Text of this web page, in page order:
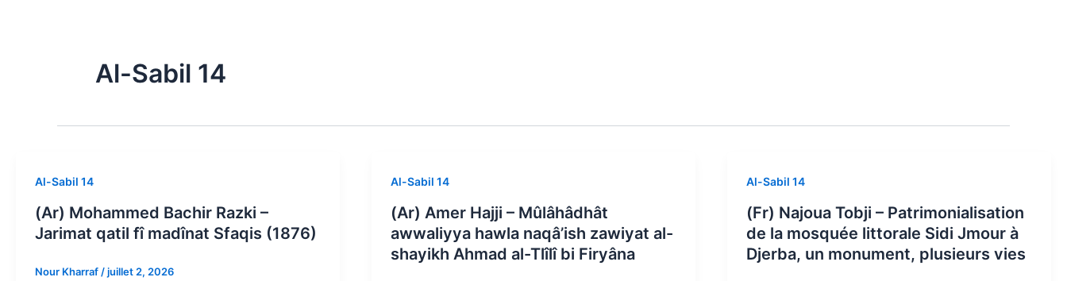
Al-Sabil 14
Al-Sabil 14
(Ar) Mohammed Bachir Razki –
Jarimat qatil fî madînat Sfaqis (1876)
Nour Kharraf /juillet 2, 2026
Al-Sabil 14
(Ar) Amer Hajji – Mûlâhâdhât
awwaliyya hawla naqâ’ish zawiyat al-
shayikh Ahmad al-Tlîlî bi Firyâna
Al-Sabil 14
(Fr) Najoua Tobji – Patrimonialisation
de la mosquée littorale Sidi Jmour à
Djerba, un monument, plusieurs vies